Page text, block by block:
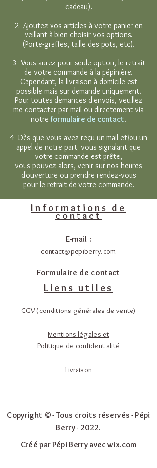
cadeau).
2- Ajoutez vos articles à votre panier en
veillant à bien choisir vos options.
(Porte-greffes, taille des pots, etc).
3- Vous aurez pour seule option, le retrait
de votre commande à la pépinière.
Cependant, la livraison à domicile est
possible mais sur demande uniquement.
Pour toutes demandes d'envois, veuillez
me contacter par mail ou directement via
notreformulaire de contact.
4- Dès que vous avez reçu un mail et/ou un
appel de notre part, vous signalant que
votre commande est prête,
vous pouvez alors, venir sur nos heures
d'ouverture ou prendre rendez-vous
pour le retrait de votre commande.
Informations de
contact
E-mail :
contact@pepiberry.com
Formulaire de contact
Liens utiles
CGV (conditions générales de vente)
Mentions légales et
Politique de confidentialité
Livraison
Copyright © - Tous droits réservés - Pépi
Berry - 2022.
Créé par Pépi Berry avecwix.com